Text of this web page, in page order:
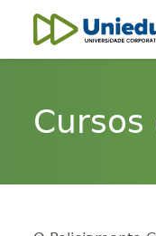
Skip main navigation
Skip to main content
Unieducar